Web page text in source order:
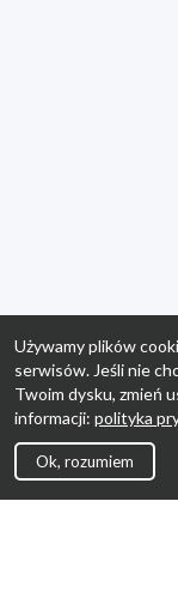
Używamy plików
serwisów. Jeśli nie
Twoim dysku, zmień
informacji: polityka
Ok, rozumiem